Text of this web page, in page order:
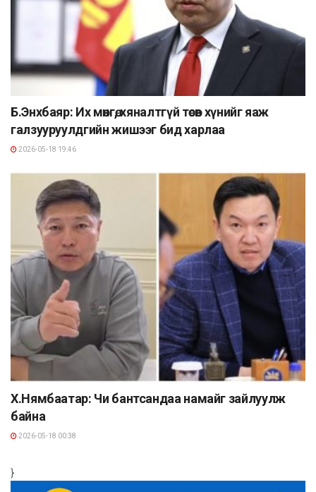
Б.Энхбаяр: Их мөнгө, хяналтгүй төсөв хүнийг яаж
галзууруулдгийн жишээг бид харлаа
2026-05-18 19:46
Х.Нямбаатар: Чи бантсандаа намайг зайлуулж
байна
2026-05-18 00:38
}